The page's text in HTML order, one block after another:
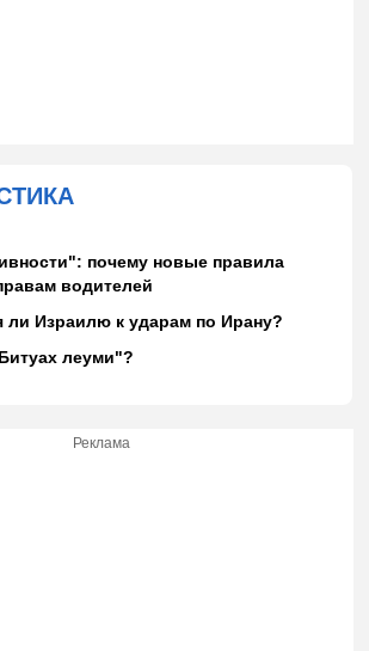
почему новые правила
водителей
ли Израилю к ударам по Ирану?
леуми"?
Реклама